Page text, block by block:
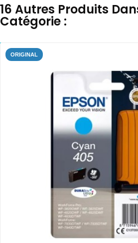
16 Autres Produits
Catégorie :
ORIGINAL